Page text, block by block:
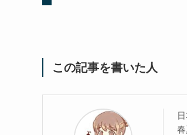
この記事を書いた人